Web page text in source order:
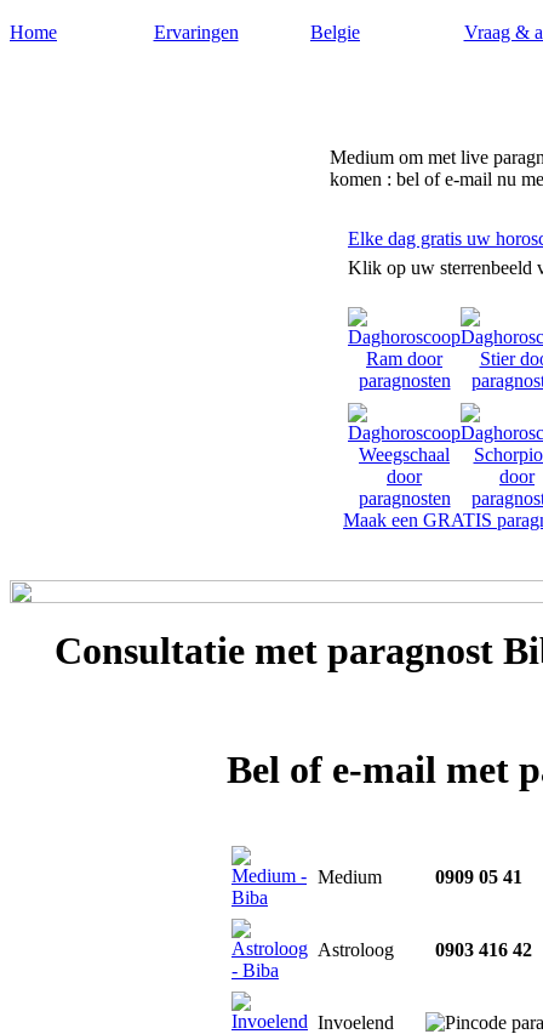
Home Ervaringen Belgie Vraag &
Medium om met live
komen : bel of e-mail nu
Elke dag gratis uw
Klik op uw sterrenbeeld
Maak een GRATIS
Consultatie met paragnost
Bel of e-mail met
Medium 0909 05 41
Astroloog 0903 416 42
Invoelend